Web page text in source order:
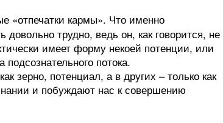
«отпечатки кармы». Что именно
довольно трудно, ведь он, как говорится, не
имеет форму некоей потенции, или
потока.
зерно, потенциал, а в других – только как
и побуждают нас к совершению